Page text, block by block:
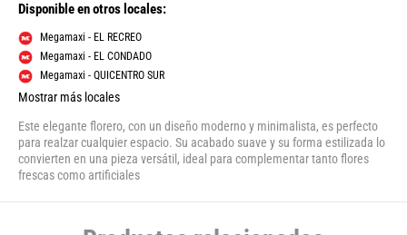
Disponible en otros locales:
Megamaxi - EL RECREO
Megamaxi - EL CONDADO
Megamaxi - QUICENTRO SUR
Mostrar más locales
Este elegante florero, con un diseño moderno y minimalista, es perfecto
para realzar cualquier espacio. Su acabado suave y su forma estilizada lo
convierten en una pieza versátil, ideal para complementar tanto flores
frescas como artificiales